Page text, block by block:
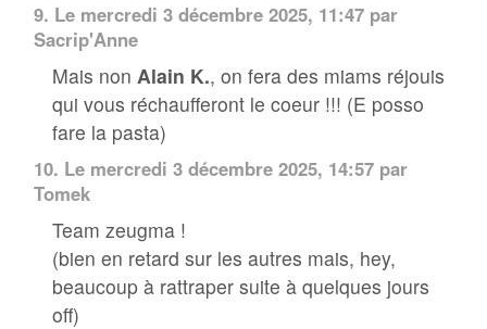
9. Le mercredi 3 décembre 2025, 11:47 par
Sacrip'Anne
Mais nonAlain K., on fera des miams réjouis
qui vous réchaufferont le coeur !!! (E posso
fare la pasta)
10. Le mercredi 3 décembre 2025, 14:57 par
Tomek
Team zeugma !
(bien en retard sur les autres mais, hey,
beaucoup à rattraper suite à quelques jours
off)